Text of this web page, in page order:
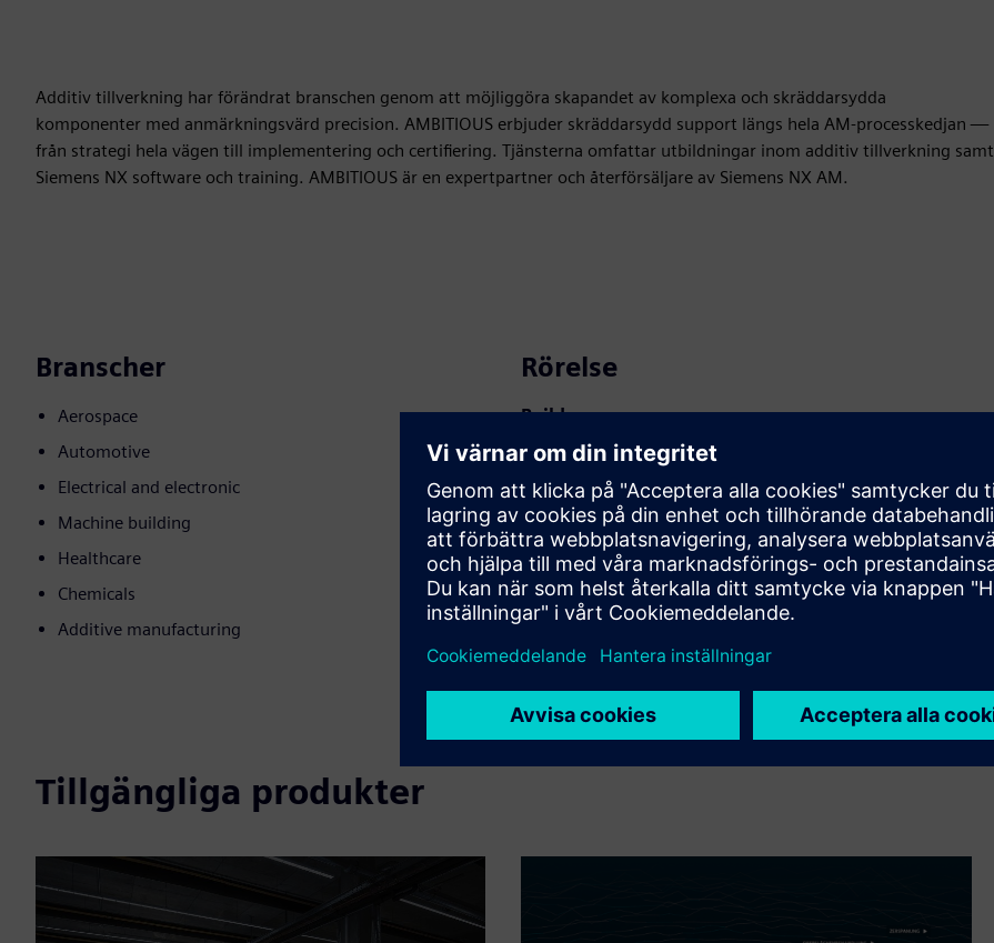
Additiv tillverkning har förändrat branschen genom att möjliggöra skapandet av komplexa och skräddarsydda
komponenter med anmärkningsvärd precision. AMBITIOUS erbjuder skräddarsydd support längs hela AM-processkedjan —
från strategi hela vägen till implementering och certifiering. Tjänsterna omfattar utbildningar inom additiv tillverkning samt
Siemens NX software och training. AMBITIOUS är en expertpartner och återförsäljare av Siemens NX AM.
Branscher
Aerospace
Automotive
Electrical and electronic
Machine building
Healthcare
Chemicals
Additive manufacturing
Rörelse
Build
Utökar eller bygger på en Siemens Xcelerator
produkt/lösning genom att skapa en ny produkt, eller
skapar en ny kundlösning via integration av Siemens
Xcelerator produkt och egen produkt
Tillgängliga produkter